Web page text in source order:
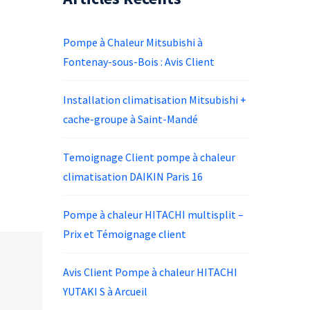
Pompe à Chaleur Mitsubishi à
Fontenay-sous-Bois : Avis Client
Installation climatisation Mitsubishi +
cache-groupe à Saint-Mandé
Temoignage Client pompe à chaleur
climatisation DAIKIN Paris 16
Pompe à chaleur HITACHI multisplit –
Prix et Témoignage client
Avis Client Pompe à chaleur HITACHI
YUTAKI S à Arcueil